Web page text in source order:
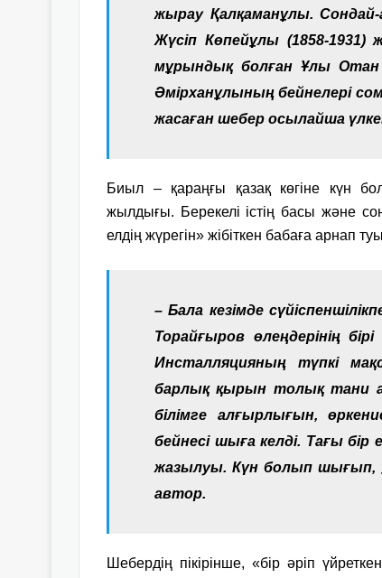
жырау Қалқаманұлы.
Жүсіп Көпейұлы (1858-1931)
мұрындық болған Ұлы Отан
Әмірханұлының бейнелері
жасаған шебер осылайша
Биыл – қараңғы қазақ көгіне күн
жылдығы. Берекелі істің басы және
елдің жүрегін» жібіткен бабаға арнап
– Бала кезімде
Торайғыров өлеңдерінің
Инсталляцияның түпкі
барлық қырын толық тани
білімге алғырлығын,
бейнесі шыға келді. Тағы бір
жазылуы. Күн болып шығып,
автор.
Шебердің пікірінше, «бiр әрiп